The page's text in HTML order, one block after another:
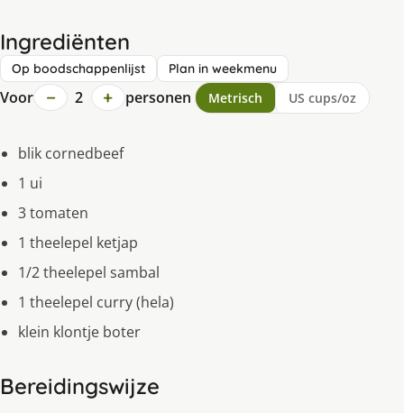
Ingrediënten
Op boodschappenlijst Plan in weekmenu
Voor − 2 + personen Metrisch US cups/oz
blik cornedbeef
1 ui
3 tomaten
1 theelepel ketjap
1/2 theelepel sambal
1 theelepel curry (hela)
klein klontje boter
Bereidingswijze